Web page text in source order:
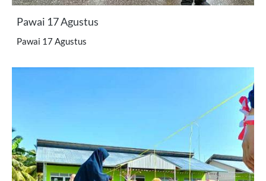
Pawai 17 Agustus
Pawai 17 Agustus